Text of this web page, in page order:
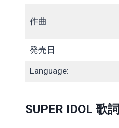
作曲
発売日
Language:
SUPER IDOL 歌